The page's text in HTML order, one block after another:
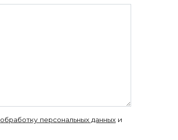
обработку персональных данных и